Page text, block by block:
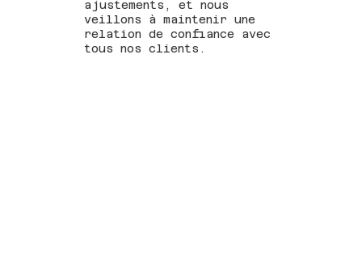
ajustements, et nous
veillons à maintenir une
relation de confiance avec
tous nos clients.